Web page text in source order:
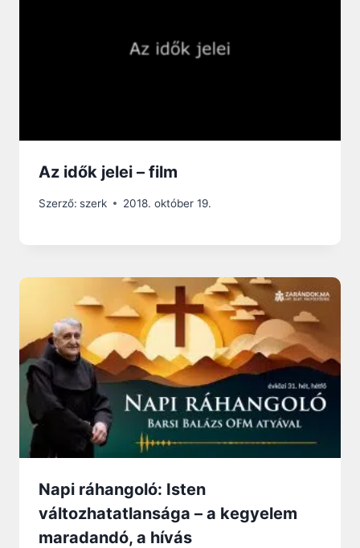
Az idők jelei – film
Szerző: szerk 2018. október 19.
Napi ráhangoló: Isten
változhatatlansága – a kegyelem
maradandó, a hívás